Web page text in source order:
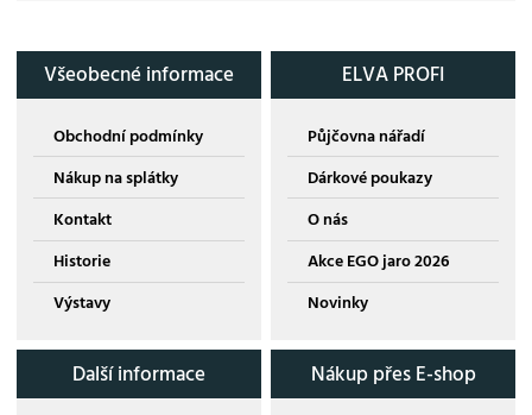
Všeobecné informace
Obchodní podmínky
Nákup na splátky
Kontakt
Historie
Výstavy
ELVA PROFI
Půjčovna nářadí
Dárkové poukazy
O nás
Akce EGO jaro 2026
Novinky
Další informace Nákup přes E-shop